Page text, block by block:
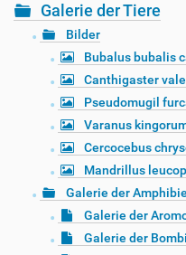
Galerie der Tiere
Bilder
Bubalus bubalis
Canthigaster
Pseudomugil
Varanus
Cercocebus
Mandrillus
Galerie der
Galerie der
Galerie der